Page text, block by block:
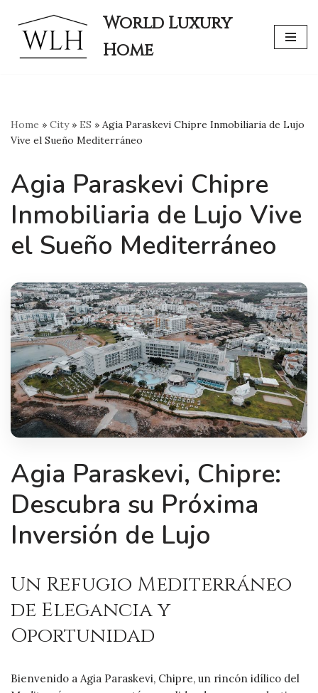
Skip
to
World Luxury
Home
Home » City» ES » Agia Paraskevi Chipre Inmobiliaria de Lujo
Vive el Sueño Mediterráneo
Agia Paraskevi Chipre
Inmobiliaria de Lujo Vive
el Sueño Mediterráneo
Agia Paraskevi, Chipre:
Descubra su Próxima
Inversión de Lujo
Un Refugio Mediterráneo
de Elegancia y
Oportunidad
Bienvenido a Agia Paraskevi, Chipre, un rincón idílico del